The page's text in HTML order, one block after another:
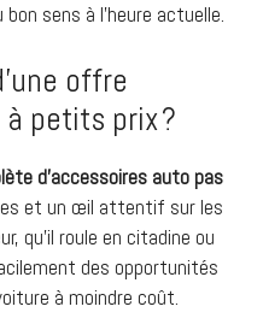
sens à l’heure actuelle.
offre
petits prix ?
d’accessoires auto pas
et un œil attentif sur les
qu’il roule en citadine ou
des opportunités
à moindre coût.